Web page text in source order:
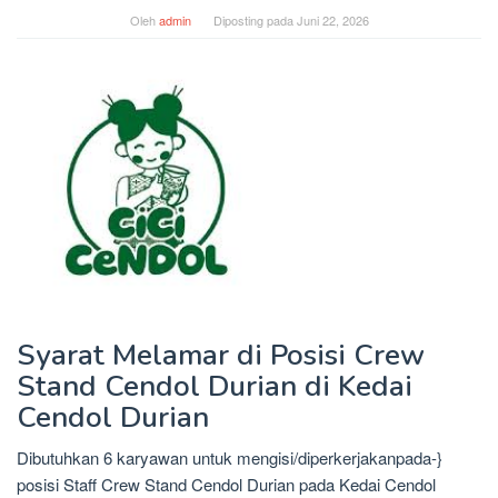
Olehadmin Diposting pada Juni 22, 2026
Syarat Melamar di Posisi Crew
Stand Cendol Durian di Kedai
Cendol Durian
Dibutuhkan 6 karyawan untuk mengisi/diperkerjakanpada-}
posisi Staff Crew Stand Cendol Durian pada Kedai Cendol